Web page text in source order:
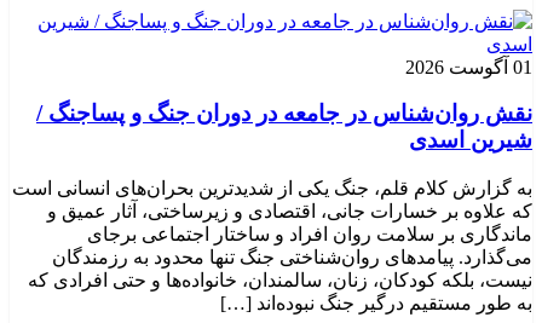
01 آگوست 2026
نقش روان‌شناس در جامعه در دوران جنگ و پساجنگ /
شیرین اسدی
به گزارش کلام قلم، جنگ یکی از شدیدترین بحران‌های انسانی است
که علاوه بر خسارات جانی، اقتصادی و زیرساختی، آثار عمیق و
ماندگاری بر سلامت روان افراد و ساختار اجتماعی برجای
می‌گذارد. پیامدهای روان‌شناختی جنگ تنها محدود به رزمندگان
نیست، بلکه کودکان، زنان، سالمندان، خانواده‌ها و حتی افرادی که
به طور مستقیم درگیر جنگ نبوده‌اند […]